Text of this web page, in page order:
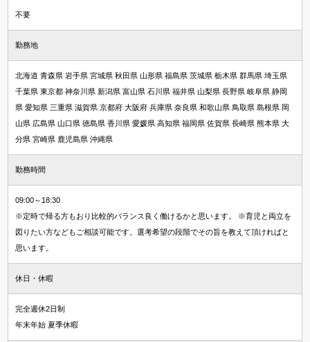
不要
勤務地
北海道 青森県 岩手県 宮城県 秋田県 山形県 福島県 茨城県 栃木県 群馬県 埼玉県
千葉県 東京都 神奈川県 新潟県 富山県 石川県 福井県 山梨県 長野県 岐阜県 静岡
県 愛知県 三重県 滋賀県 京都府 大阪府 兵庫県 奈良県 和歌山県 鳥取県 島根県 岡
山県 広島県 山口県 徳島県 香川県 愛媛県 高知県 福岡県 佐賀県 長崎県 熊本県 大
分県 宮崎県 鹿児島県 沖縄県
勤務時間
09:00～18:30
※定時で帰る方もおり比較的バランス良く働けるかと思います。 ※育児と両立を
図りたい方などもご相談可能です。選考希望の段階でその旨を教えて頂ければと
思います。
休日・休暇
完全週休2日制
年末年始 夏季休暇